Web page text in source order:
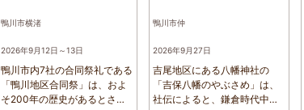
鴨川市横渚
2026年9月12日～13日
鴨川市内7社の合同祭礼である
「鴨川地区合同祭」は、およ
そ200年の歴史があるとされ
鴨川市仲
2026年9月27日
吉尾地区にある八幡神社の
「吉保八幡のやぶさめ」は、
社伝によると、鎌倉時代中期